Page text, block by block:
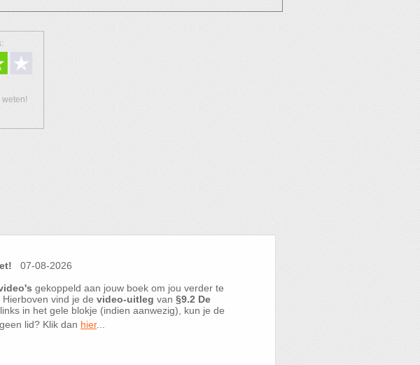
weten!
07-08-2026
gekoppeld aan jouw boek om jou verder te
vind je de video-uitleg van §9.2 De
in het gele blokje (indien aanwezig), kun je de
lid? Klik dan hier...